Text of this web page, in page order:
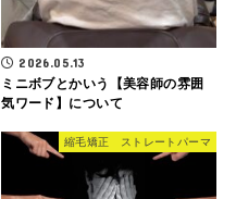
2026.05.13
ミニボブとかいう【美容師の雰囲
気ワード】について
縮毛矯正 ストレートパーマ